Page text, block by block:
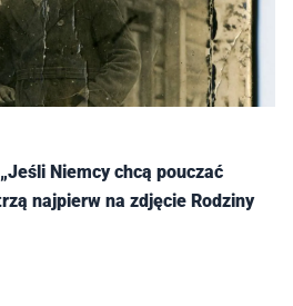
Niemcy chcą pouczać
najpierw na zdjęcie Rodziny